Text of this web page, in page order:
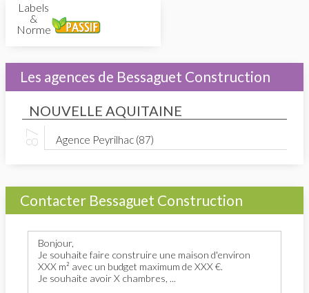
Labels
&
Normes
Les agences de Bessaguet Construction
NOUVELLE AQUITAINE
Agence Peyrilhac (87)
Contacter Bessaguet Construction